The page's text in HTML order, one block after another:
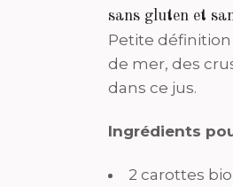
sans gluten et
Petite
de mer, des
dans ce jus.
Ingrédients
2 carottes